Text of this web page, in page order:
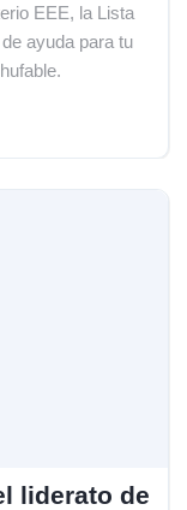
EEE, la Lista
ayuda para tu
liderato de